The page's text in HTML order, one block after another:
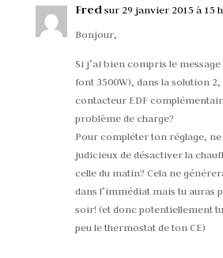
Fred sur 29 janvier 2015 à 15
Bonjour,
Si j’ai bien compris le message
font 3500W), dans la solution
contacteur EDF
problème de charge?
Pour compléter ton réglage,
judicieux de désactiver la
celle du matin? Cela ne
dans l’immédiat mais tu auras
soir! (et donc potentiellement
peu le thermostat de ton CE)